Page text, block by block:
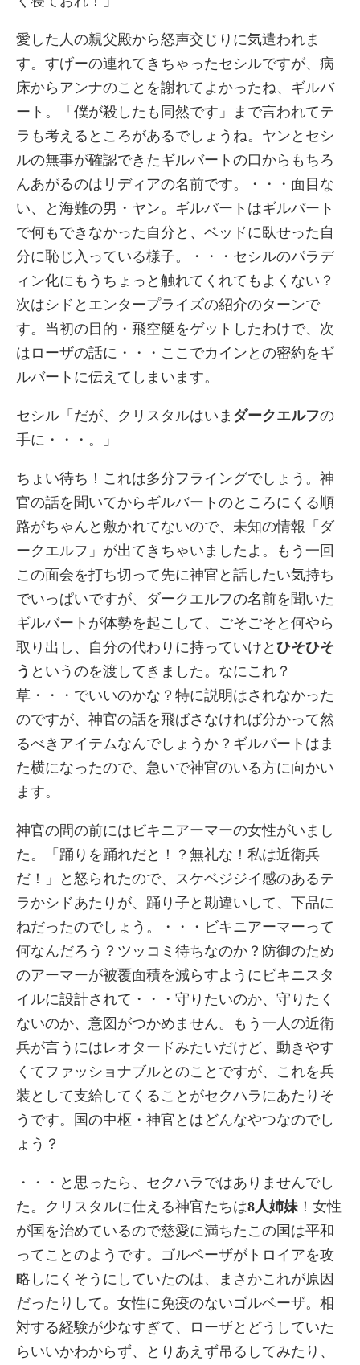
愛した人の親父殿から怒声交じりに気遣われま
す。すげーの連れてきちゃったセシルですが、病
床からアンナのことを謝れてよかったね、ギルバ
ート。「僕が殺したも同然です」まで言われてテ
ラも考えるところがあるでしょうね。ヤンとセシ
ルの無事が確認できたギルバートの口からもちろ
んあがるのはリディアの名前です。・・・面目な
い、と海難の男・ヤン。ギルバートはギルバート
で何もできなかった自分と、ベッドに臥せった自
分に恥じ入っている様子。・・・セシルのパラデ
ィン化にもうちょっと触れてくれてもよくない？
次はシドとエンタープライズの紹介のターンで
す。当初の目的・飛空艇をゲットしたわけで、次
はローザの話に・・・ここでカインとの密約をギ
ルバートに伝えてしまいます。
セシル「だが、クリスタルはいま ダークエルフの
手に・・・。」
ちょい待ち！これは多分フライングでしょう。神
官の話を聞いてからギルバートのところにくる順
路がちゃんと敷かれてないので、未知の情報「ダ
ークエルフ」が出てきちゃいましたよ。もう一回
この面会を打ち切って先に神官と話したい気持ち
でいっぱいですが、ダークエルフの名前を聞いた
ギルバートが体勢を起こして、ごそごそと何やら
取り出し、自分の代わりに持っていけと ひそひそ
う というのを渡してきました。なにこれ？
草・・・でいいのかな？特に説明はされなかった
のですが、神官の話を飛ばさなければ分かって然
るべきアイテムなんでしょうか？ギルバートはま
た横になったので、急いで神官のいる方に向かい
ます。
神官の間の前にはビキニアーマーの女性がいまし
た。「踊りを踊れだと！？無礼な！私は近衛兵
だ！」と怒られたので、スケベジジイ感のあるテ
ラかシドあたりが、踊り子と勘違いして、下品に
ねだったのでしょう。・・・ビキニアーマーって
何なんだろう？ツッコミ待ちなのか？防御のため
のアーマーが被覆面積を減らすようにビキニスタ
イルに設計されて・・・守りたいのか、守りたく
ないのか、意図がつかめません。もう一人の近衛
兵が言うにはレオタードみたいだけど、動きやす
くてファッショナブルとのことですが、これを兵
装として支給してくることがセクハラにあたりそ
うです。国の中枢・神官とはどんなやつなのでし
ょう？
・・・と思ったら、セクハラではありませんでし
た。クリスタルに仕える神官たちは8人姉妹！女性
が国を治めているので慈愛に満ちたこの国は平和
ってことのようです。ゴルベーザがトロイアを攻
略しにくそうにしていたのは、まさかこれが原因
だったりして。女性に免疫のないゴルベーザ。相
対する経験が少なすぎて、ローザとどうしていた
らいいかわからず、とりあえず吊るしてみたり、